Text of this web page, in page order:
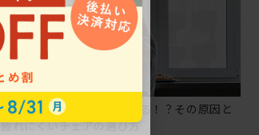
椅子に座っているのに疲れる！？その原因と
疲れにくいチェアの選び方